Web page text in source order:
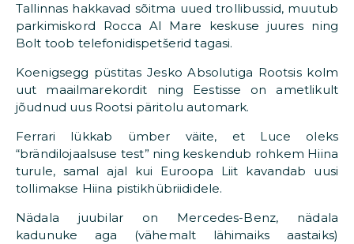
Tallinnas hakkavad sõitma uued trollibussid, muutub
parkimiskord Rocca Al Mare keskuse juures ning
Bolt toob telefonidispetšerid tagasi.
Koenigsegg püstitas Jesko Absolutiga Rootsis kolm
uut maailmarekordit ning Eestisse on ametlikult
jõudnud uus Rootsi päritolu automark.
Ferrari lükkab ümber väite, et Luce oleks
“brändilojaalsuse test” ning keskendub rohkem Hiina
turule, samal ajal kui Euroopa Liit kavandab uusi
tollimakse Hiina pistikhübriididele.
Nädala juubilar on Mercedes-Benz, nädala
kadunuke aga (vähemalt lähimaiks aastaiks)